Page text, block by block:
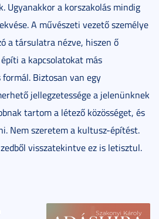
Ugyanakkor a korszakolás mindig
A művészeti vezető személye
a társulatra nézve, hiszen ő
a kapcsolatokat más
Biztosan van egy
jellegzetessége a jelenünknek
tartom a létező közösséget, és
Nem szeretem a kultusz-építést.
visszatekintve ez is letisztul.